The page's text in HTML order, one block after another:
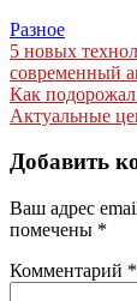
Разное
по
записям
5 новых
современный
Как подорожал
Актуальные
Добавить
Ваш адрес
помечены *
Комментарий *